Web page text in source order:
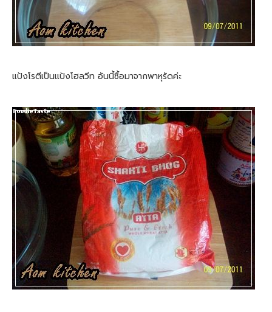
แป้งโรตีเป็นแป้งโฮลวีท อันนี้ซื้อมาจากพาหุรัดค่ะ